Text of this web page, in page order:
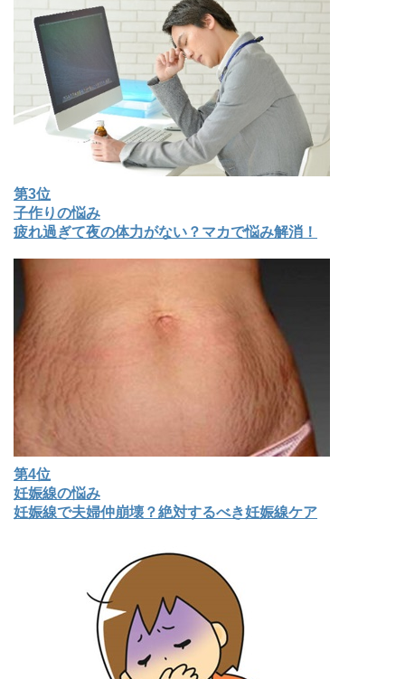
第3位
子作りの悩み
疲れ過ぎて夜の体力がない？マカで悩み解消！
第4位
妊娠線の悩み
妊娠線で夫婦仲崩壊？絶対するべき妊娠線ケア